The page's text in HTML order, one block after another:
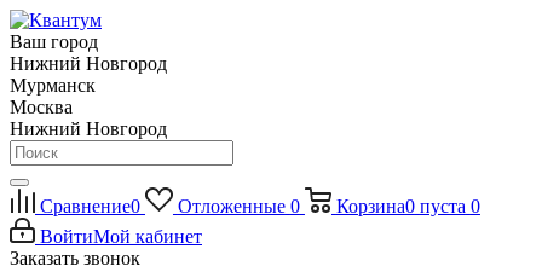
Ваш город
Нижний Новгород
Мурманск
Москва
Нижний Новгород
Сравнение0 Отложенные 0 Корзина0 пуста 0
ВойтиМой кабинет
Заказать звонок